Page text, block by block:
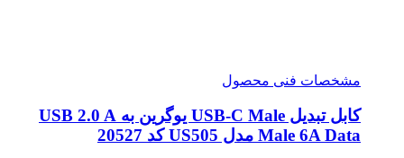
مشخصات فنی محصول
کابل تبدیل USB-C Male یوگرین به USB 2.0 A
Male 6A Data مدل US505 کد 20527